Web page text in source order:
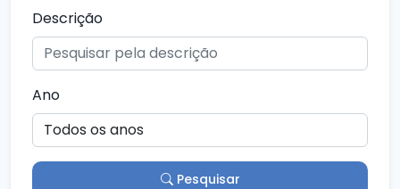
Descrição
Ano
Pesquisar